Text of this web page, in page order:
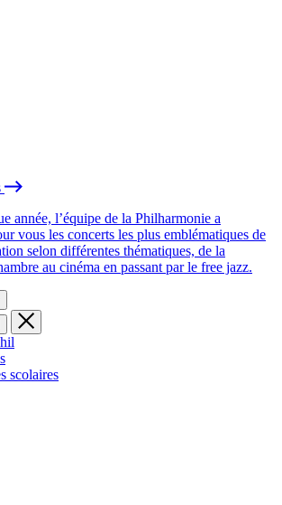
année, l’équipe de la Philharmonie a
vous les concerts les plus emblématiques de
selon différentes thématiques, de la
au cinéma en passant par le free jazz.
scolaires